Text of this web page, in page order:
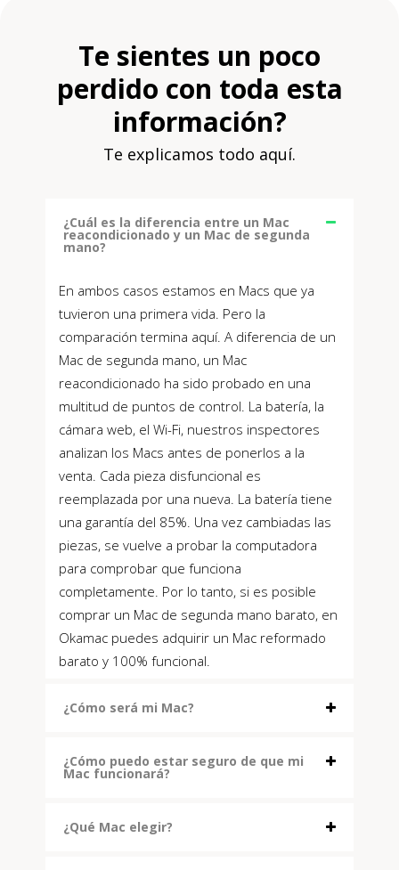
Te sientes un poco
perdido con toda esta
información?
Te explicamos todo aquí.
¿Cuál es la diferencia entre un Mac
reacondicionado y un Mac de segunda
mano?
En ambos casos estamos en Macs que ya
tuvieron una primera vida. Pero la
comparación termina aquí. A diferencia de un
Mac de segunda mano, un Mac
reacondicionado ha sido probado en una
multitud de puntos de control. La batería, la
cámara web, el Wi-Fi, nuestros inspectores
analizan los Macs antes de ponerlos a la
venta. Cada pieza disfuncional es
reemplazada por una nueva. La batería tiene
una garantía del 85%. Una vez cambiadas las
piezas, se vuelve a probar la computadora
para comprobar que funciona
completamente. Por lo tanto, si es posible
comprar un Mac de segunda mano barato, en
Okamac puedes adquirir un Mac reformado
barato y 100% funcional.
¿Cómo será mi Mac?
¿Cómo puedo estar seguro de que mi
Mac funcionará?
¿Qué Mac elegir?